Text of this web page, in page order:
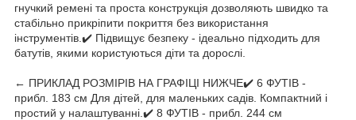
гнучкий ремені та проста конструкція дозволяють швидко та
стабільно прикріпити покриття без використання
інструментів.✔️ Підвищує безпеку - ідеально підходить для
батутів, якими користуються діти та дорослі.
← ПРИКЛАД РОЗМІРІВ НА ГРАФІЦІ НИЖЧЕ✔️ 6 ФУТІВ -
прибл. 183 см Для дітей, для маленьких садів. Компактний і
простий у налаштуванні.✔️ 8 ФУТІВ - прибл. 244 см